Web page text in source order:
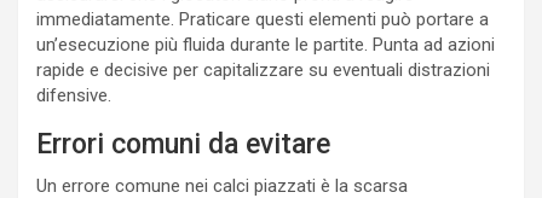
immediatamente. Praticare questi elementi può portare a
un’esecuzione più fluida durante le partite. Punta ad azioni
rapide e decisive per capitalizzare su eventuali distrazioni
difensive.
Errori comuni da evitare
Un errore comune nei calci piazzati è la scarsa